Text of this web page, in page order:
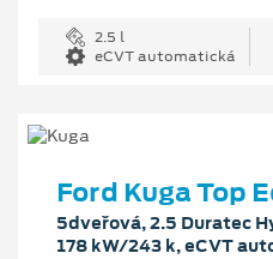
2.5 l
eCVT automatická
Ford Kuga Top
5dveřová, 2.5 Duratec
178 kW/243 k, eCVT